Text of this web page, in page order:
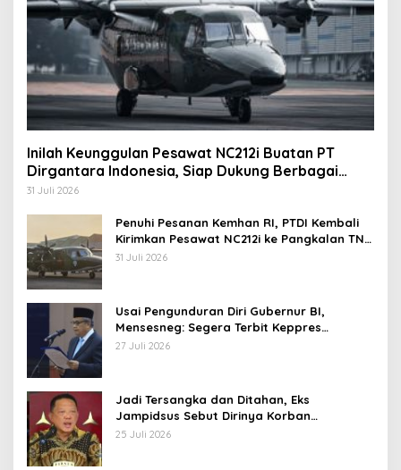
Inilah Keunggulan Pesawat NC212i Buatan PT
Dirgantara Indonesia, Siap Dukung Berbagai
Operasi TNI
31 Juli 2026
Penuhi Pesanan Kemhan RI, PTDI Kembali
Kirimkan Pesawat NC212i ke Pangkalan TNI
AU
31 Juli 2026
Usai Pengunduran Diri Gubernur BI,
Mensesneg: Segera Terbit Keppres
Pemberhentian dengan Hormat
27 Juli 2026
Jadi Tersangka dan Ditahan, Eks
Jampidsus Sebut Dirinya Korban
Kriminalisasi
25 Juli 2026